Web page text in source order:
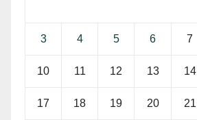
3 4 5 6 7
10 11 12 13 14
17 18 19 20 21